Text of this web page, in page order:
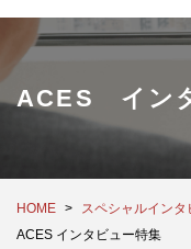
ACES イン
HOME スペシャルインタ
ACES インタビュー特集